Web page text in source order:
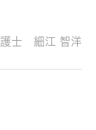
士 細江 智洋